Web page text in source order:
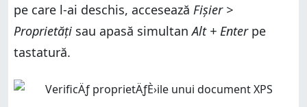
pe care l-ai deschis, accesează Fișier >
Proprietăți sau apasă simultanAlt + Enter pe
tastatură.